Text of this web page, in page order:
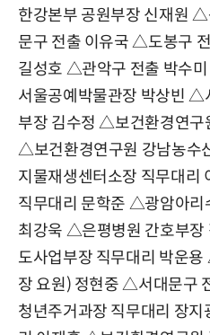
한강본부 공원부장 신재원
문구 전출 이유국 △도봉구
길성호 △관악구 전출 박수
서울공예박물관장 박상빈 △
부장 김수정 △보건환경연구
△보건환경연구원 강남농수
지물재생센터소장 직무대
직무대리 문학준 △광암아리
최강욱 △은평병원 간호부
도사업부장 직무대리 박운
장 요원) 정현중 △서대문구
청년주거과장 직무대리 장